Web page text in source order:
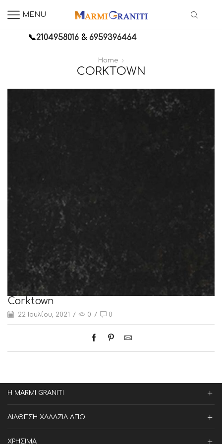
MENU
📞2104958016 &6959396464
Home
CORKTOWN
Corktown
22 Ιουλίου, 2021 / 0 / 0
Η MARMI GRANITI
ΔΙΑΘΕΣΗ ΧΑΛΑΖΙΑ ΑΠΟ
ΧΡΗΣΙΜΑ